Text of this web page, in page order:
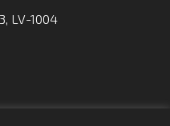
LV-1004